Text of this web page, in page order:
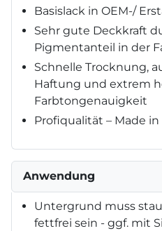
Basislack in OEM-/
Sehr gute Deckkraft
Pigmentanteil in der
Schnelle Trocknung,
Haftung und extrem
Farbtongenauigkeit
Profiqualität – Made
Anwendung
Untergrund muss
fettfrei sein - ggf. mit